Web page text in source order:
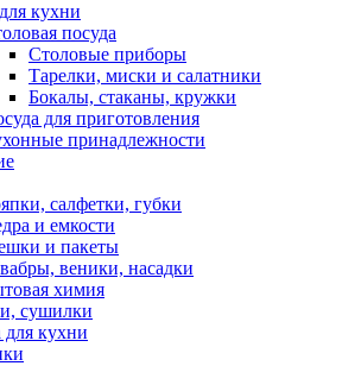
кухни
посуда
Столовые приборы
Тарелки, миски и салатники
Бокалы, стаканы, кружки
для приготовления
принадлежности
салфетки, губки
и емкости
и пакеты
веники, насадки
химия
сушилки
для кухни